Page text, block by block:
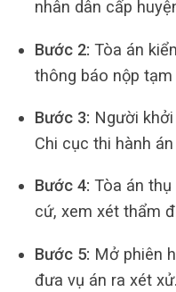
nhân dân cấp
Bước 2: Tòa án
thông báo nộp tạm
Bước 3: Người
Chi cục thi hành
Bước 4: Tòa án
cứ, xem xét thẩm
Bước 5: Mở phiên
đưa vụ án ra xét xử.